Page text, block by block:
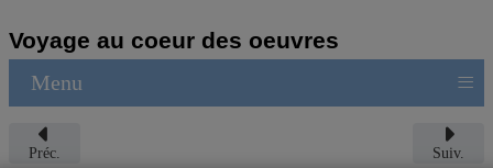
Voyage au coeur des oeuvres
Menu ≡
Préc. Suiv.